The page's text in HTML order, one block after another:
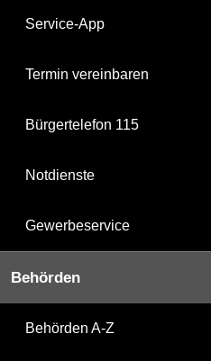
Service-App
Termin vereinbaren
Bürgertelefon 115
Notdienste
Gewerbeservice
Behörden
Behörden A-Z